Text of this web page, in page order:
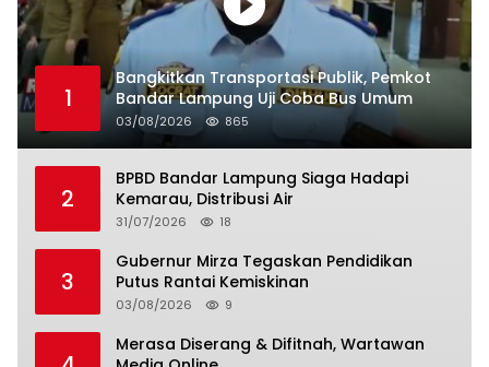
1
Bangkitkan Transportasi Publik, Pemkot
Bandar Lampung Uji Coba Bus Umum
03/08/2026 865
2
BPBD Bandar Lampung Siaga Hadapi
Kemarau, Distribusi Air
31/07/2026 18
3
Gubernur Mirza Tegaskan Pendidikan
Putus Rantai Kemiskinan
03/08/2026 9
Merasa Diserang & Difitnah, Wartawan